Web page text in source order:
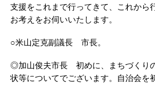
支援をこれまで行ってきて、これから
お考えをお伺いいたします。
○米山定克副議長 市長。
◎加山俊夫市長 初めに、まちづくり
状等についてでございます。自治会を